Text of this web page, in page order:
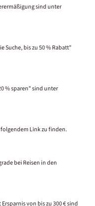
sind unter
Suche, bis zu 50 % Rabatt"
% sparen" sind unter
folgendem Link zu finden.
bei Reisen in den
von bis zu 300 € sind